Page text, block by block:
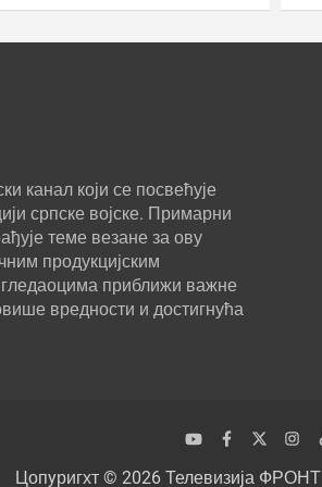
канал који се посвећује
српске војске. Примарни
теме везане за ову
продукцијским
приближи важне
вредности и достигнућа
Цопyригхт © 2026 Телевизија ФРОНТ